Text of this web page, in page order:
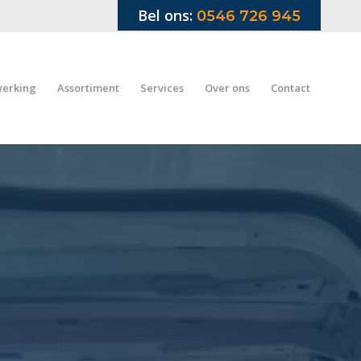
Bel ons: 0546 726 945
Assortiment Services Over ons Contact